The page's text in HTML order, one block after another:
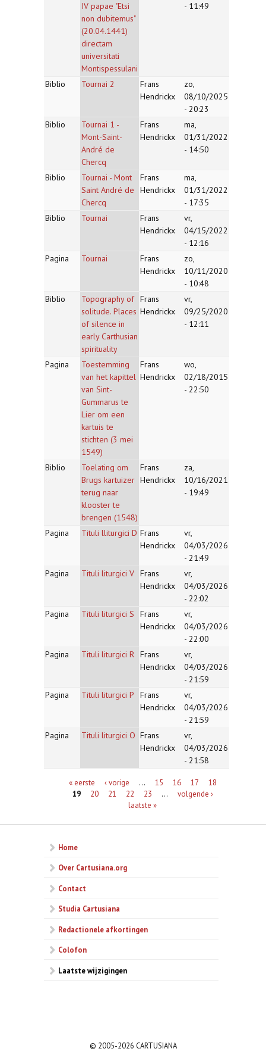
IV papae "Etsi
non dubitemus"
(20.04.1441)
directam
universitati
Montispessulani
- 11:49
Biblio Tournai 2
Frans
Hendrickx
zo,
08/10/2025
- 20:23
Biblio
Tournai 1 -
Mont-Saint-
André de
Chercq
Frans
Hendrickx
ma,
01/31/2022
- 14:50
Biblio
Tournai - Mont
Saint André de
Chercq
Frans
Hendrickx
ma,
01/31/2022
- 17:35
Biblio
Tournai
Frans
Hendrickx
vr,
04/15/2022
- 12:16
Pagina
Tournai
Frans
Hendrickx
zo,
10/11/2020
- 10:48
Biblio
Topography of
solitude. Places
of silence in
early Carthusian
spirituality
Frans
Hendrickx
vr,
09/25/2020
- 12:11
Pagina
Toestemming
van het kapittel
van Sint-
Gummarus te
Lier om een
kartuis te
stichten (3 mei
1549)
Frans
Hendrickx
wo,
02/18/2015
- 22:50
Biblio
Toelating om
Brugs kartuizer
terug naar
klooster te
brengen (1548)
Frans
Hendrickx
za,
10/16/2021
- 19:49
Pagina Tituli lliturgici D Frans
Hendrickx
vr,
04/03/2026
- 21:49
Pagina
Tituli liturgici V Frans
Hendrickx
vr,
04/03/2026
- 22:02
Pagina
Tituli liturgici S
Frans
Hendrickx
vr,
04/03/2026
- 22:00
Pagina
Tituli liturgici R Frans
Hendrickx
vr,
04/03/2026
- 21:59
Pagina
Tituli liturgici P
Frans
Hendrickx
vr,
04/03/2026
- 21:59
Pagina
Tituli liturgici O Frans
Hendrickx
vr,
04/03/2026
- 21:58
Pagina's« eerste ‹ vorige … 15 16 17
18
19
20 21 22 23 …
volgende ›
laatste »
Home
Over Cartusiana.org
Contact
Studia Cartusiana
Redactionele afkortingen
Colofon
Laatste wijzigingen
© 2005-2026 CARTUSIANA